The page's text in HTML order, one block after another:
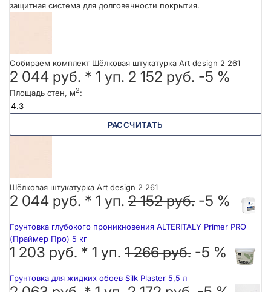
защитная система для долговечности покрытия.
Собираем комплект Шёлковая штукатурка Art design 2 261
2 044 руб. * 1 уп. 2 152 руб. -5 %
Площадь стен, м2:
РАССЧИТАТЬ
Шёлковая штукатурка Art design 2 261
2 044 руб. * 1 уп. 2 152 руб. -5 %
Грунтовка глубокого проникновения ALTERITALY Primer PRO
(Праймер Про) 5 кг
1 203 руб. * 1 уп. 1 266 руб. -5 %
Грунтовка для жидких обоев Silk Plaster 5,5 л